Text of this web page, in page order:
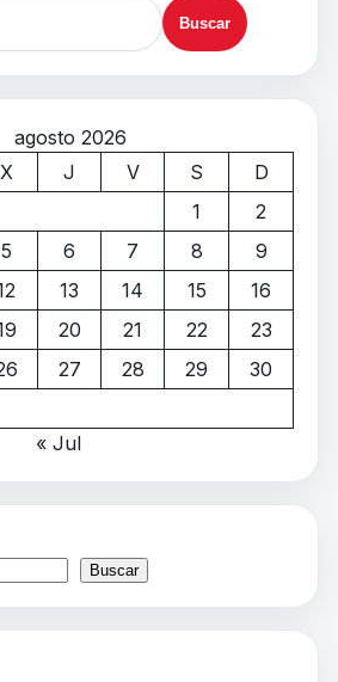
agosto 2026
X J V S
D
1
2
5 6 7 8
9
13 14 15
16
20 21 22
23
27 28 29
30
« Jul
Buscar